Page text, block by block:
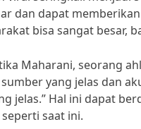
dan dapat
bisa sangat besar,
Maharani, seorang
yang jelas dan
jelas.” Hal ini dapat
saat ini.